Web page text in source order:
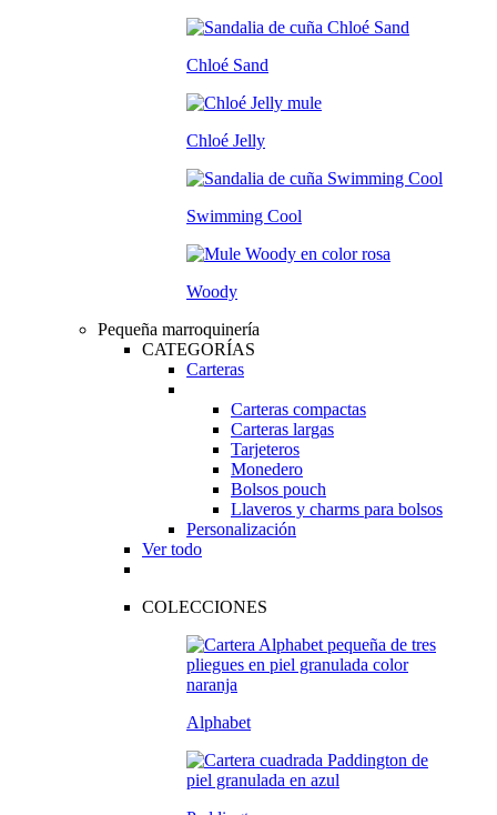
Chloé Sand
Chloé Jelly
Swimming Cool
Woody
Pequeña marroquinería
CATEGORÍAS
Carteras
Carteras compactas
Carteras largas
Tarjeteros
Monedero
Bolsos pouch
Llaveros y charms para bolsos
Personalización
Ver todo
COLECCIONES
Alphabet